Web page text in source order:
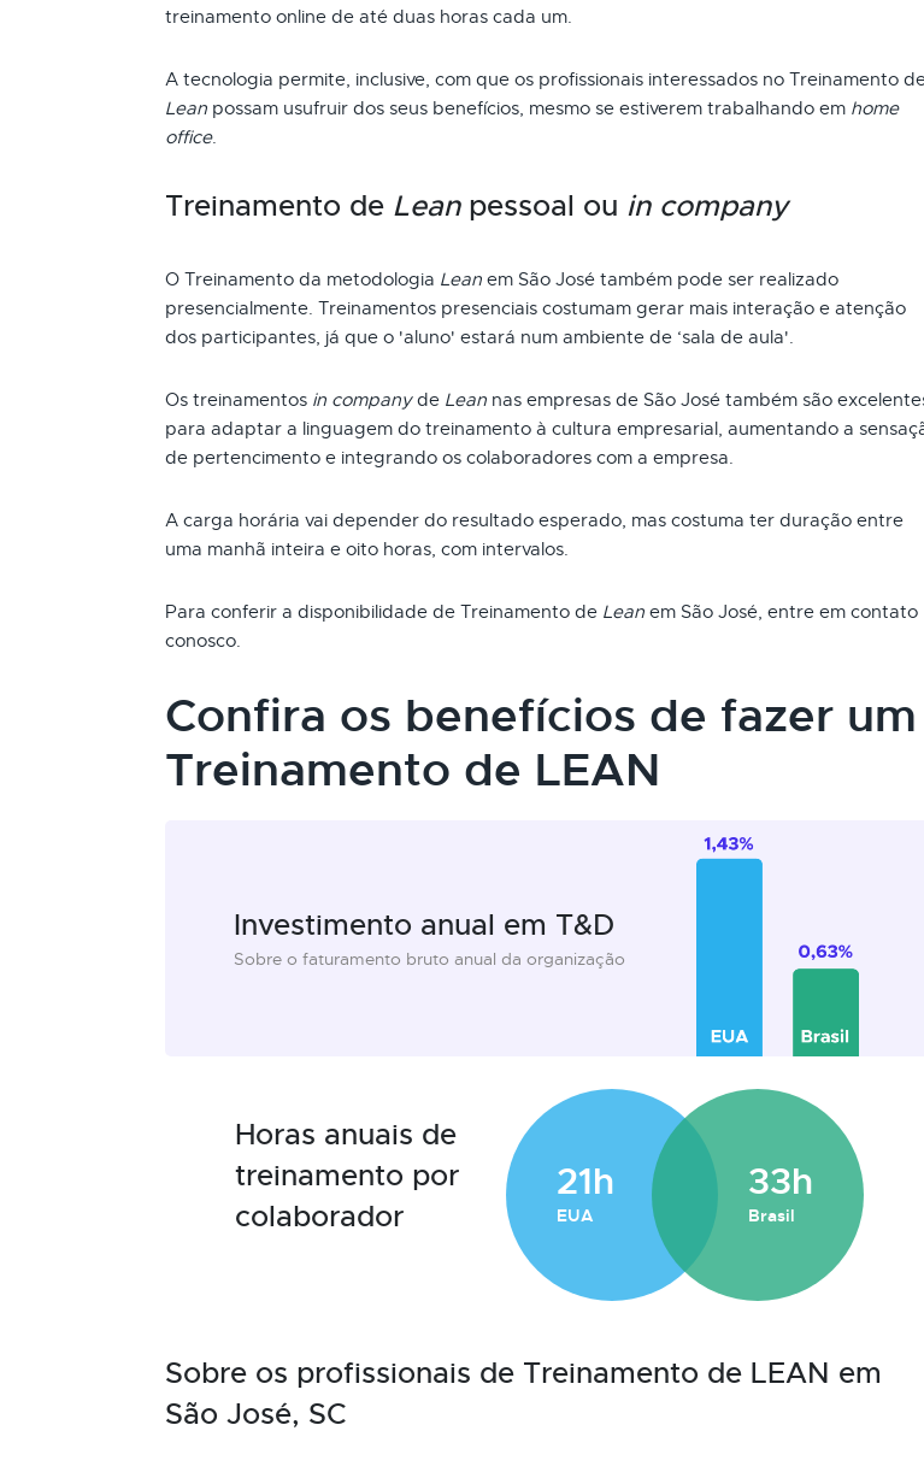
treinamento online de até duas horas cada um.
A tecnologia permite, inclusive, com que os profissionais interessados no Treinamento
Lean possam usufruir dos seus benefícios, mesmo se estiverem trabalhando em home
office.
Treinamento de Leanpessoal ou in company
O Treinamento da metodologia Lean em São José também pode ser realizado
presencialmente. Treinamentos presenciais costumam gerar mais interação e atenção
dos participantes, já que o 'aluno' estará num ambiente de ‘sala de aula'.
Os treinamentos in companyde Lean nas empresas de São José também são
para adaptar a linguagem do treinamento à cultura empresarial, aumentando a
de pertencimento e integrando os colaboradores com a empresa.
A carga horária vai depender do resultado esperado, mas costuma ter duração entre
uma manhã inteira e oito horas, com intervalos.
Para conferir a disponibilidade de Treinamento de Lean em São José, entre em contato
conosco.
Confira os benefícios de fazer um
Treinamento de LEAN
Investimento anual em T&D
Sobre o faturamento bruto anual da organização
Horas anuais de
treinamento por
colaborador
21h
EUA
33h
Brasil
Sobre os profissionais de Treinamento de LEAN em
São José, SC